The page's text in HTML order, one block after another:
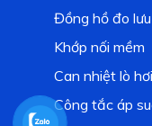
Đồng hồ đo
Khớp nối mềm
Can nhiệt lò hơi
Công tắc áp